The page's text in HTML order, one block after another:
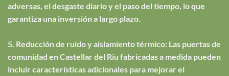
adversas, el desgaste diario y el paso del tiempo, lo que
garantiza una inversión a largo plazo.
5. Reducción de ruido y aislamiento térmico: Las puertas de
comunidad en Castellar del Riu fabricadas a medida pueden
incluir características adicionales para mejorar el